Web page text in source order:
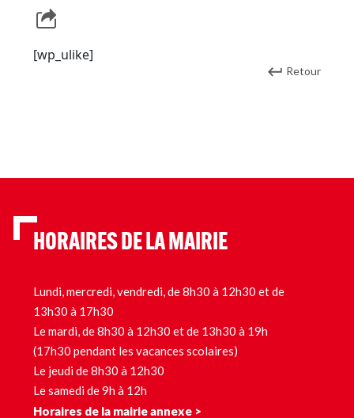
[wp_ulike]
Retour
HORAIRES DE LA MAIRIE
Lundi, mercredi, vendredi, de 8h30 à 12h30 et de
13h30 à 17h30
Le mardi, de 8h30 à 12h30 et de 13h30 à 19h
(17h30 pendant les vacances scolaires)
Le jeudi de 8h30 à 12h30
Le samedi de 9h à 12h
Horaires de la mairie annexe >